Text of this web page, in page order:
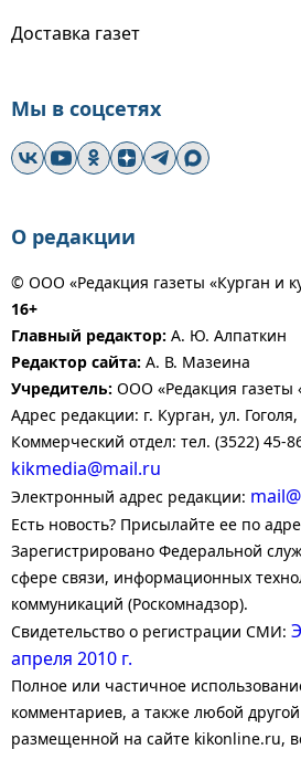
Доставка газет
Мы в соцсетях
О редакции
© ООО «Редакция газеты «Курган и
16+
Главный редактор: А. Ю. Алпаткин
Редактор сайта: А. В. Мазеина
Учредитель: ООО «Редакция газеты
Адрес редакции: г. Курган, ул.
Коммерческий отдел: тел. (3522) 45-
kikmedia@mail.ru
Электронный адрес редакции:
Есть новость? Присылайте ее по
Зарегистрировано Федеральной
сфере связи, информационных
коммуникаций (Роскомнадзор).
Свидетельство о регистрации СМИ:
апреля 2010 г.
Полное или частичное
комментариев, а также любой
размещенной на сайте kikonline.ru,